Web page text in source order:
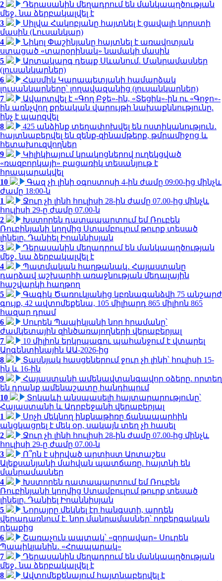
2
Դերասանին մեղադրում են մանկապղծության
մեջ․ նա ձերբակալվել է
3
Սիլվա Հակոբյանը հայտնել է ցավալի կորստի
մասին (Լուսանկար)
4
Նիկոլ Փաշինյանը հայտնել է առավոտյան
ստացած «տարօրինակ» նամակի մասին
5
Արտակարգ դեպք Սևանում. Մանրամասներ
(լուսանկարներ)
6
Հասմիկ Կարապետյանի համարձակ
լուսանկարները՝ լողավազանից (լուսանկարներ)
7
Ավարտվել է «Գող Բջե»-ին, «Տեցիկ»-ին ու «Գոջո»-
ին առնչվող քրեական վարույթի նախաքննությունը.
ինչ է պարզվել
8
425 անձինք տեղափոխվել են ոստիկանություն․
հայտնաբերվել են զենք-զինամթերք, թմրամիջոց և
հետախուզվողներ
9
Կիլիկիայում կրակոցներով ուղեկցված
«ռազբորկայի» բացառիկ տեսանյութ է
հրապարակվել
10
Գազ չի լինի օգոստոսի 4-ին ժամը 09:00-ից մինչև
ժամը 18:00-ն
1
Ջուր չի լինի հուլիսի 28-ին ժամը 07.00-ից մինչև
հուլիսի 29-ը ժամը 07.00-ն
2
Խստորեն դատապարտում եմ Ռուբեն
Ռուբինյանի կողմից Ստամբուլում թուրք տեսած
լինելը. Դանիել Իոաննիսյան
3
Դերասանին մեղադրում են մանկապղծության
մեջ․ նա ձերբակալվել է
4
Պատմական հաղթանակ․ Հայաստանը
դարձավ աշխարհի առաջնության մեդալային
հաշվարկի հաղթող
5
Գագիկ Ծառուկյանից կբռնագանձվի 75 անշարժ
գույք, 42 ավտոմեքենա, 105 միլիարդ 865 միլիոն 865
հազար դրամ
6
Սուրեն Պապիկյանի նոր հրամանը՝
ժամկետային զինծառայողների վերաբերյալ
7
10 միլիոն երկրպագու պահանջում է վտարել
Արգենտինային ԱԱ-2026-ից
8
Տասնյակ հասցեներում ջուր չի լինի՝ հուլիսի 15-
ին և 16-ին
9
Հայաստանի ամենավտանգավոր օձերը. որտեղ
են դրանք ամենաշատը հանդիպում
10
Տոկաևի անսպասելի հայտարարությունը՝
Հայաստանի և Ադրբեջանի վերաբերյալ
1
Սոչի մեկնող ինքնաթիռը ճանապարհին
անցկացրել է մեկ օր, սակայն տեղ չի հասել
2
Ջուր չի լինի հուլիսի 28-ին ժամը 07.00-ից մինչև
հուլիսի 29-ը ժամը 07.00-ն
3
Ո՞րն է սիրված արտիստ Արտաշես
Ալեքսանյանի մահվան պատճառը. հայտնի են
մանրամասներ
4
Խստորեն դատապարտում եմ Ռուբեն
Ռուբինյանի կողմից Ստամբուլում թուրք տեսած
լինելը. Դանիել Իոաննիսյան
5
Նորայրը մեկնել էր հանգստի, արդեն
վերադառնում է. նոր մանրամասներ՝ ողբերգական
դեպքից
6
Շառաչուն ապտակ՝ «զորավար» Սուրեն
Պապիկյանին․ «Հրապարակ»
7
Դերասանին մեղադրում են մանկապղծության
մեջ․ նա ձերբակալվել է
8
Ավտոմեքենայում հայտնաբերվել է